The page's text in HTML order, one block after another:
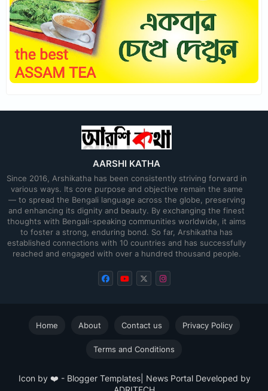
AARSHI KATHA
Since 2016, Arshikatha has been consistently striving forward in
various ways. Its core purpose and objective remain the same
— to spread the Bengali language across the globe, preserving
and enhancing its dignity and beauty. By exchanging the finest
thoughts with Bengali-speaking communities worldwide, it aims
to foster a strong, enduring bond. So far, Arshikatha has
established connections with 10 countries and has successfully
reached and engaged with over a hundred thousand people.
Icon by ❤️ - Blogger Templates| News Portal Developed by
Home About Contact us Privacy Policy
Terms and Conditions